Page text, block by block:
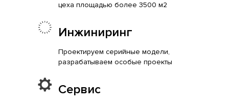
цеха площадью более 3500 м2
Инжиниринг
Проектируем серийные модели,
разрабатываем особые проекты
Сервис